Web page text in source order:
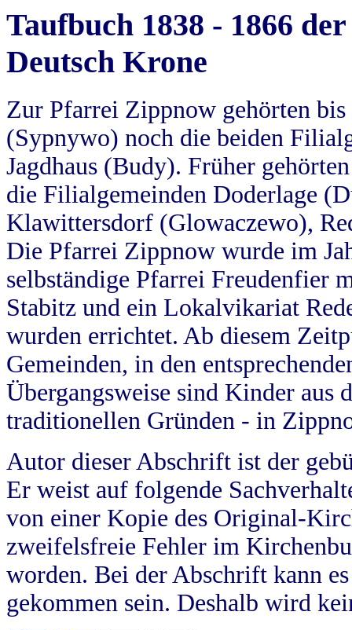
Taufbuch 1838 - 1866
Deutsch Krone
Zur Pfarrei Zippnow gehörten
(Sypnywo) noch die beiden
Jagdhaus (Budy). Früher
die Filialgemeinden Doderlage
Klawittersdorf (Glowaczewo),
Die Pfarrei Zippnow wurde im
selbständige Pfarrei Freudenfier
Stabitz und ein Lokalvikariat
wurden errichtet. Ab diesem
Gemeinden, in den
Übergangsweise sind Kinder aus
traditionellen Gründen - in
Autor dieser Abschrift ist der
Er weist auf folgende
von einer Kopie des Original-
zweifelsfreie Fehler im
worden. Bei der Abschrift kann
gekommen sein. Deshalb wird